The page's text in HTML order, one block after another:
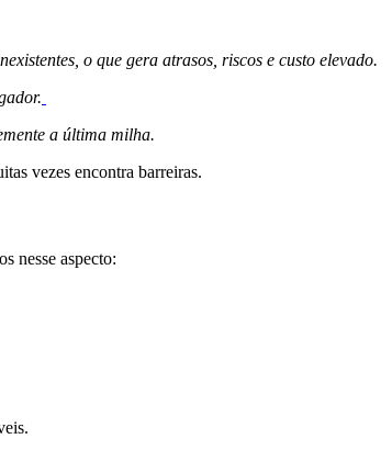
o que gera atrasos, riscos e custo elevado.
a última milha.
vezes encontra barreiras.
nesse aspecto: